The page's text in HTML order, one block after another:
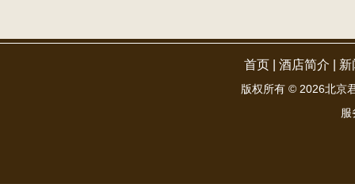
首页 酒店简介 新
版权所有 © 2026北京
服